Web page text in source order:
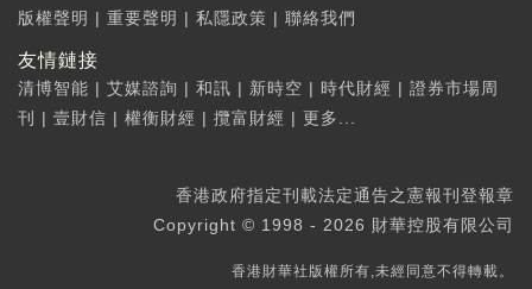
版權聲明 | 重要聲明 | 私隱政策 | 聯絡我們
友情鏈接
清博智能 | 艾媒諮詢 | 和訊 | 新時空 | 時代財經 | 證券市場周
刊
| 壹財信 | 權衡財經 | 攬富財經 | 更多...
香港政府指定刊載法定通告之憲報刊登報章
Copyright © 1998 - 2026 財華控股有限公司
香港財華社版權所有,未經同意不得轉載。